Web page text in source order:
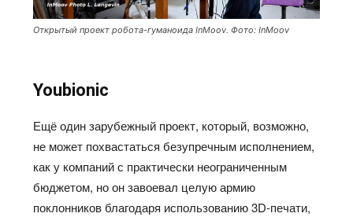
Открытый проект робота-гуманоида InMoov. Фото: InMoov
Youbionic
Ещё один зарубежный проект, который, возможно,
не может похвастаться безупречным исполнением,
как у компаний с практически неограниченным
бюджетом, но он завоевал целую армию
поклонников благодаря использованию 3D-печати,